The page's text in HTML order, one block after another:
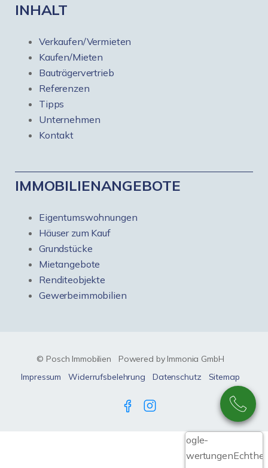
INHALT
Verkaufen/Vermieten
Kaufen/Mieten
Bauträgervertrieb
Referenzen
Tipps
Unternehmen
Kontakt
IMMOBILIENANGEBOTE
Eigentumswohnungen
Häuser zum Kauf
Grundstücke
Mietangebote
Renditeobjekte
Gewerbeimmobilien
© Posch Immobilien
Powered by Immonia GmbH
Impressum
Widerrufsbelehrung Datenschutz Sitemap
Google-
Bewertungen